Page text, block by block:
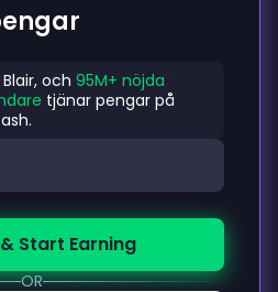
och 95M+ nöjda
tjänar pengar på
Start Earning
OR